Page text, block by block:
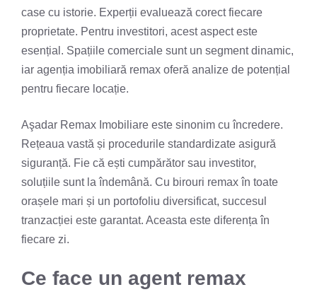
case cu istorie. Experții evaluează corect fiecare
proprietate. Pentru investitori, acest aspect este
esențial. Spațiile comerciale sunt un segment dinamic,
iar agenția imobiliară remax oferă analize de potențial
pentru fiecare locație.
Aşadar Remax Imobiliare este sinonim cu încredere.
Rețeaua vastă și procedurile standardizate asigură
siguranță. Fie că ești cumpărător sau investitor,
soluțiile sunt la îndemână. Cu birouri remax în toate
orașele mari și un portofoliu diversificat, succesul
tranzacției este garantat. Aceasta este diferența în
fiecare zi.
Ce face un agent remax